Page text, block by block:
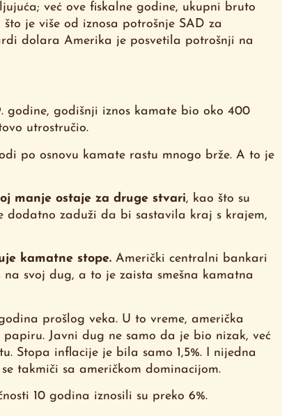
već ove fiskalne godine, ukupni bruto
je više od iznosa potrošnje SAD za
dolara Amerika je posvetila potrošnji na
godine, godišnji iznos kamate bio oko 400
utrostručio.
po osnovu kamate rastu mnogo brže. A to je
manje ostaje za druge stvari, kao što su
dodatno zaduži da bi sastavila kraj s krajem,
kamatne stope. Američki centralni bankari
svoj dug, a to je zaista smešna kamatna
prošlog veka. U to vreme, američka
Javni dug ne samo da je bio nizak, već
Stopa inflacije je bila samo 1,5%. I nijedna
takmiči sa američkom dominacijom.
10 godina iznosili su preko 6%.